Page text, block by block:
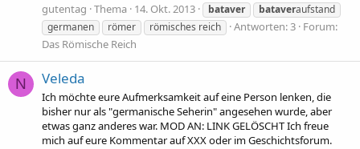
gutentag Thema 14. Okt. 2013 bataver bataveraufstand
germanen
römer römisches reich Antworten: 3 Forum:
Das Römische Reich
N Veleda
Ich möchte eure Aufmerksamkeit auf eine Person lenken, die
bisher nur als "germanische Seherin" angesehen wurde, aber
etwas ganz anderes war. MOD AN: LINK GELÖSCHT Ich freue
mich auf eure Kommentar auf XXX oder im Geschichtsforum.